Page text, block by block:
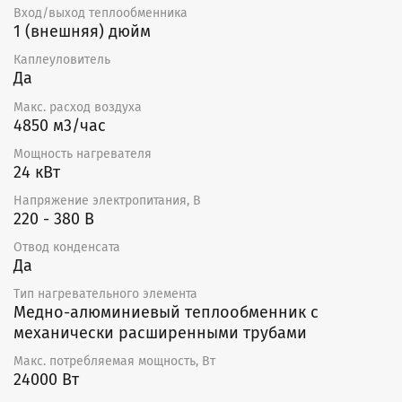
Прочный корпус из оцинкованной стали.
Шаг оребрения 2,1 мм.
Устанавливаются непосредственно в канал.
Медно-алюминиевый теплообменник.
Встроенные патрубки для отвода воздуха и слив
теплоносителя.
Изготавливаются в восьми типоразмерах и
стандартно имеют 3-рядное исполнение.
Монтаж
подключению. Охладители устанавливаются внутри
помещения. Монтаж воздухоохладителя
фланцам воздуховодов или других агрегатов
вентиляционной системы. Рекомендуемое при
монтаже расстояние до решетки, отвода или другого
вентиляционного устройства должно быть не менее
диагонального размера охладителя.
Вход/выход теплообменника
1 (внешняя) дюйм
Каплеуловитель
Да
Макс. расход воздуха
4850 м3/час
Мощность нагревателя
24 кВт
Напряжение электропитания, В
220 - 380 В
Отвод конденсата
Да
Тип нагревательного элемента
Медно-алюминиевый теплообменник с
механически расширенными трубами
Макс. потребляемая мощность, Вт
24000 Вт